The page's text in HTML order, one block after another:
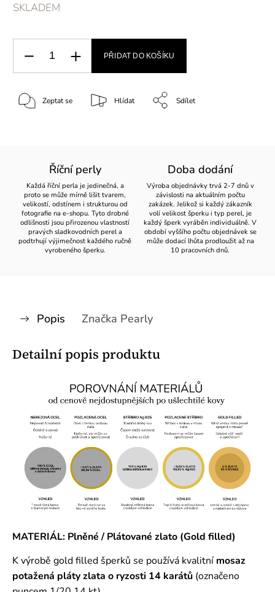
SKLADEM
PŘIDAT DO KOŠÍKU
Zeptat se Hlídat Sdílet
Říční perly
Každá říční perla je jedinečná, a
proto se může mírně lišit tvarem,
velikostí, odstínem i strukturou od
fotografie na e-shopu. Tyto drobné
odlišnosti jsou přirozenou vlastností
pravých sladkovodních perel a
podtrhují výjimečnost každého ručně
vyrobeného šperku.
Doba dodání
Výroba objednávky trvá 2-7 dnů v
závislosti na aktuálním počtu
zakázek. Jelikož si každý zákazník
volí velikost šperku i typ perel, je
každý šperk vyráběn individuálně. V
období vyššího počtu objednávek se
může dodací lhůta prodloužit až na
10 pracovních dnů.
Popis Značka Pearly
Detailní popis produktu
MATERIÁL: Plněné / Plátované zlato (Gold filled)
K výrobě gold filled šperků se používá kvalitní mosaz
potažená pláty zlata o ryzosti 14 karátů (označeno